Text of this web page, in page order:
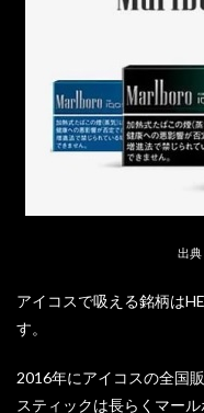
出典
アイコスで吸える銘柄は
す。
2016年にアイコスの全国
スティックは長らくマー